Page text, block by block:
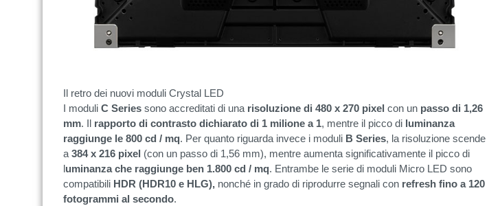
Il retro dei nuovi moduli Crystal LED
I moduli C Series sono accreditati di una risoluzione di 480 x 270 pixel con un passo di 1,26
mm. Il rapporto di contrasto dichiarato di 1 milione a 1, mentre il picco di luminanza
raggiunge le 800 cd / mq. Per quanto riguarda invece i moduli B Series, la risoluzione scende
a 384 x 216 pixel (con un passo di 1,56 mm), mentre aumenta significativamente il picco di
luminanza che raggiunge ben 1.800 cd / mq. Entrambe le serie di moduli Micro LED sono
compatibili HDR (HDR10 e HLG), nonché in grado di riprodurre segnali con refresh fino a 120
fotogrammi al secondo.